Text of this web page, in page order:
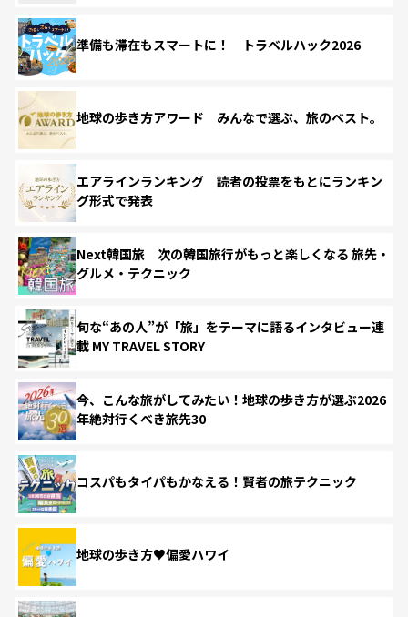
準備も滞在もスマートに！ トラベルハック2026
地球の歩き方アワード みんなで選ぶ、旅のベスト。
エアラインランキング 読者の投票をもとにランキン
グ形式で発表
Next韓国旅 次の韓国旅行がもっと楽しくなる 旅先・
グルメ・テクニック
旬な“あの人”が「旅」をテーマに語るインタビュー連
載 MY TRAVEL STORY
今、こんな旅がしてみたい！地球の歩き方が選ぶ2026
年絶対行くべき旅先30
コスパもタイパもかなえる！賢者の旅テクニック
地球の歩き方♥偏愛ハワイ